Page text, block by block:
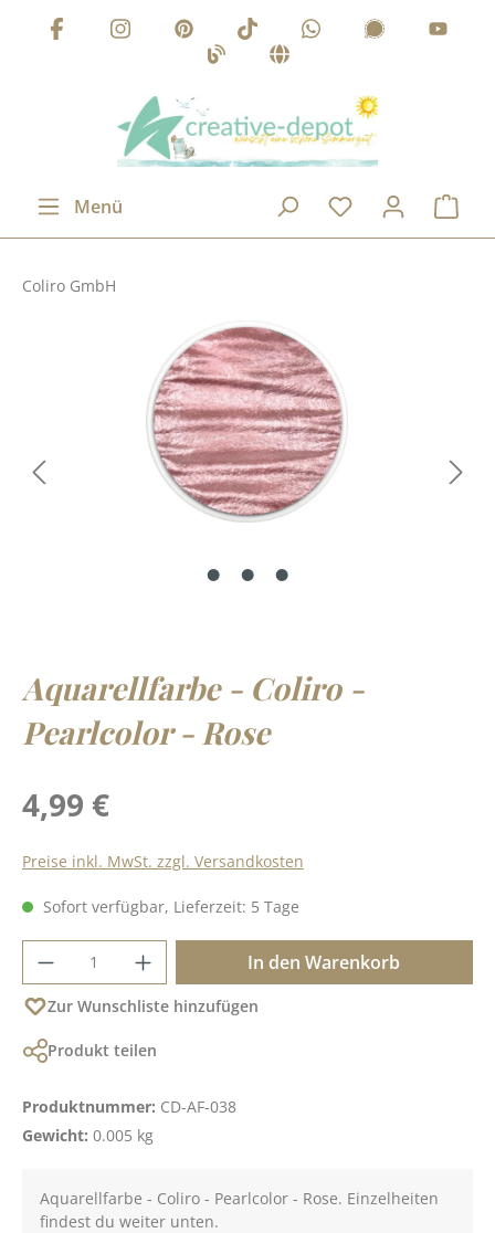
Zum Hauptinhalt springen
Menü
Coliro GmbH
Aquarellfarbe - Coliro -
Pearlcolor - Rose
Regulärer Preis:
4,99 €
Preise inkl. MwSt. zzgl. Versandkosten
Sofort verfügbar, Lieferzeit: 5 Tage
Produkt Anzahl: Gib den gewünschten
In den Warenkorb
Zur Wunschliste hinzufügen
Produkt teilen
Produktnummer: CD-AF-038
Gewicht: 0.005 kg
Aquarellfarbe - Coliro - Pearlcolor - Rose. Einzelheiten
findest du weiter unten.